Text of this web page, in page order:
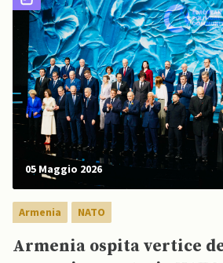
05 Maggio 2026
Armenia NATO
Armenia ospita vertice